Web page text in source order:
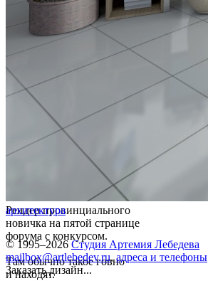
Рендер провинциального
новичка на пятой странице
форума с конкурсом.
Там обычно такое говно
и находят.
архитектура
© 1995–2026 Студия Артемия Лебедева
mailbox@artlebedev.ru, адреса и телефоны
Заказать дизайн...